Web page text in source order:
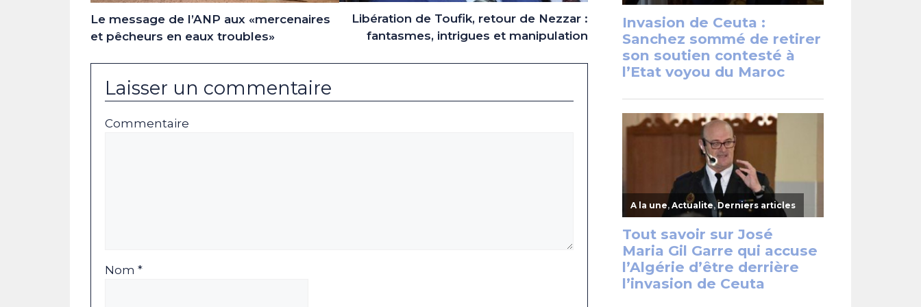
Le message de l’ANP aux «mercenaires
et pêcheurs en eaux troubles»
Libération de Toufik, retour de Nezzar :
fantasmes, intrigues et manipulation
Laisser un commentaire
Commentaire
Nom *